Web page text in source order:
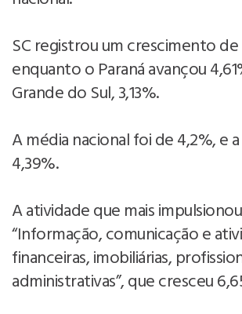
SC registrou um crescimento de
enquanto o Paraná avançou
Grande do Sul, 3,13%.
A média nacional foi de 4,2%, e
4,39%.
A atividade que mais
“Informação, comunicação e
financeiras, imobiliárias,
administrativas”, que cresceu